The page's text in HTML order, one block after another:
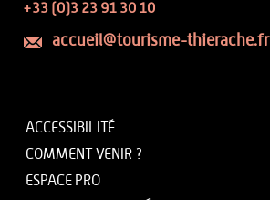
+33 (0)3 23 91 30 10
accueil@tourisme-thierache.fr
ACCESSIBILITÉ
COMMENT VENIR ?
ESPACE PRO